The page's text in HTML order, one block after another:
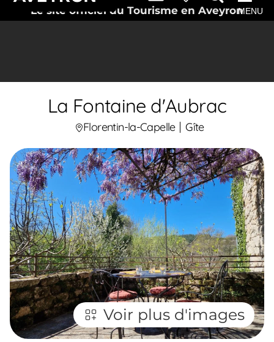
Le site officiel du Tourisme en AveyronMENU
La Fontaine d'Aubrac
Florentin-la-Capelle Gîte
Voir plus d'images